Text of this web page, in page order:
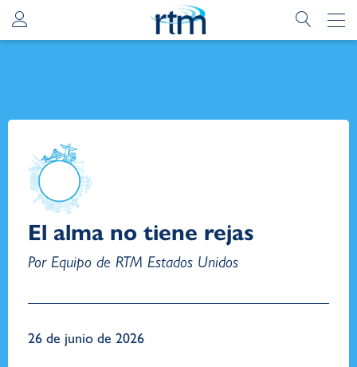
El alma no tiene rejas
Por Equipo de RTM Estados Unidos
26 de junio de 2026